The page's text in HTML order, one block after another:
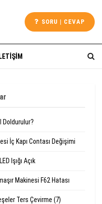
SORU | CEVAP
İLETIŞIM
Doldurulur?
İç Kapı Contası Değişimi
Işığı Açık
Makinesi F62 Hatası
Ters Çevirme (7)